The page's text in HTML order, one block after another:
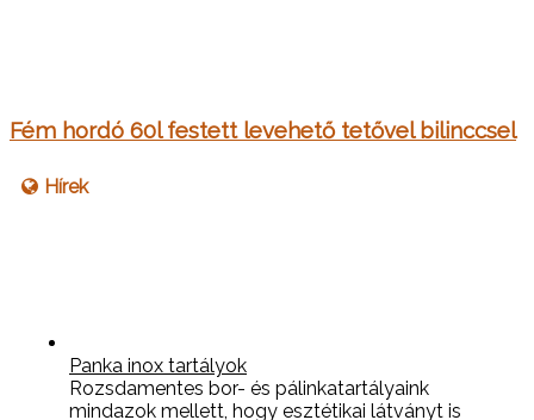
Fém hordó 60l festett levehető tetővel bilinccsel
Hírek
Panka inox tartályok
Rozsdamentes bor- és pálinkatartályaink
mindazok mellett, hogy esztétikai látványt is